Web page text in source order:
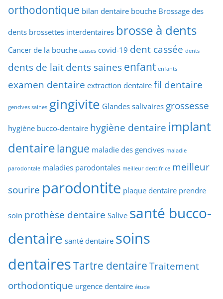
orthodontique bilan dentaire bouche Brossage des
dents brossettes interdentaires brosse à dents
Cancer de la bouche causes covid-19 dent cassée dents
dents de lait dents saines enfant enfants
examen dentaire extraction dentaire fil dentaire
gencives saines gingivite Glandes salivaires grossesse
hygiène bucco-dentaire hygiène dentaire implant
dentairelangue maladie des gencives maladie
parodontale maladies parodontales meilleur dentifrice meilleur
sourire parodontite plaque dentaire prendre
soin prothèse dentaire Salive santé bucco-
dentaire santé dentaire soins
dentairesTartre dentaire Traitement
orthodontique urgence dentaire étude